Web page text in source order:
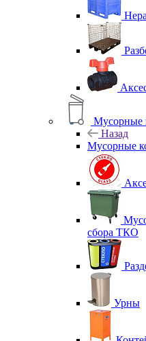
Мусорные
Назад
Мусорные
сбора ТКО
Урны